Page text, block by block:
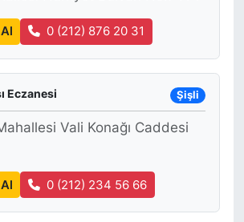
0 (212) 876 20 31
Eczanesi Şişli
Vali Konağı Caddesi
0 (212) 234 56 66